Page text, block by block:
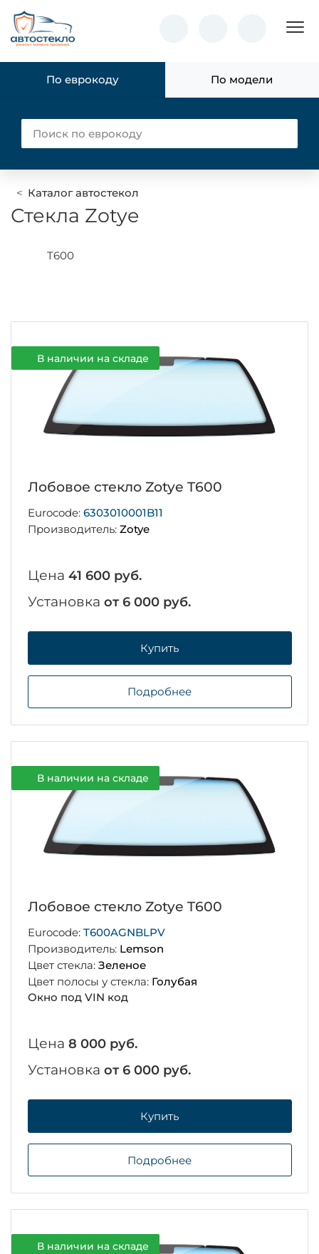
По еврокоду По модели
Каталог автостекол
Стекла Zotye
T600
В наличии на складе
Лобовое стекло Zotye T600
Eurocode: 6303010001B11
Производитель: Zotye
Цена 41 600 руб.
Установка от 6 000 руб.
Купить
Подробнее
В наличии на складе
Лобовое стекло Zotye T600
Eurocode: T600AGNBLPV
Производитель: Lemson
Цвет стекла: Зеленое
Цвет полосы у стекла: Голубая
Окно под VIN код
Цена 8 000 руб.
Установка от 6 000 руб.
Купить
Подробнее
В наличии на складе